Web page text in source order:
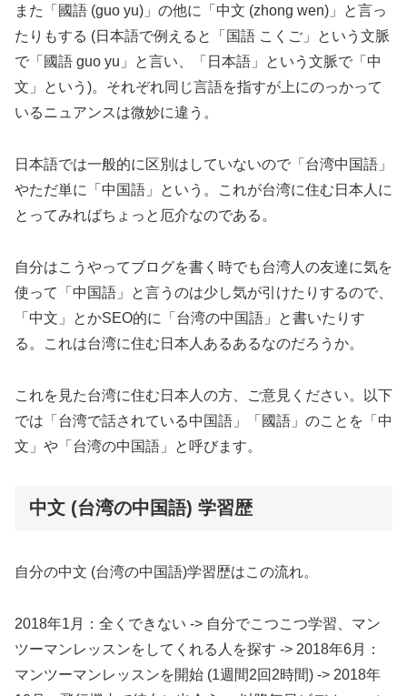
また「國語 (guo yu)」の他に「中文 (zhong wen)」と言っ
たりもする (日本語で例えると「国語 こくご」という文脈
で「國語 guo yu」と言い、「日本語」という文脈で「中
文」という)。それぞれ同じ言語を指すが上にのっかって
いるニュアンスは微妙に違う。
日本語では一般的に区別はしていないので「台湾中国語」
やただ単に「中国語」という。これが台湾に住む日本人に
とってみればちょっと厄介なのである。
自分はこうやってブログを書く時でも台湾人の友達に気を
使って「中国語」と言うのは少し気が引けたりするので、
「中文」とかSEO的に「台湾の中国語」と書いたりす
る。これは台湾に住む日本人あるあるなのだろうか。
これを見た台湾に住む日本人の方、ご意見ください。以下
では「台湾で話されている中国語」「國語」のことを「中
文」や「台湾の中国語」と呼びます。
中文 (台湾の中国語) 学習歴
自分の中文 (台湾の中国語)学習歴はこの流れ。
2018年1月：全くできない -> 自分でこつこつ学習、マン
ツーマンレッスンをしてくれる人を探す -> 2018年6月：
マンツーマンレッスンを開始 (1週間2回2時間) -> 2018年